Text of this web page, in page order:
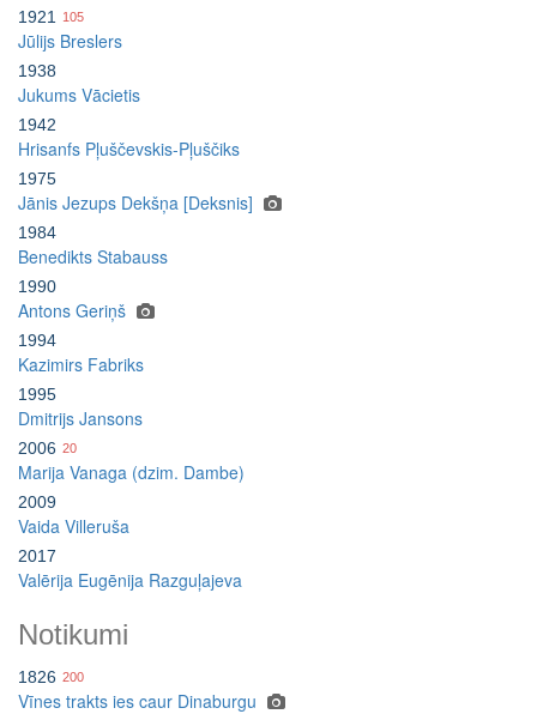
1921 105
Jūlijs Breslers
1938
Jukums Vācietis
1942
Hrisanfs Pļuščevskis-Pļuščiks
1975
Jānis Jezups Dekšņa [Deksnis]
1984
Benedikts Stabauss
1990
Antons Geriņš
1994
Kazimirs Fabriks
1995
Dmitrijs Jansons
2006 20
Marija Vanaga (dzim. Dambe)
2009
Vaida Villeruša
2017
Valērija Eugēnija Razguļajeva
Notikumi
1826 200
Vīnes trakts ies caur Dinaburgu